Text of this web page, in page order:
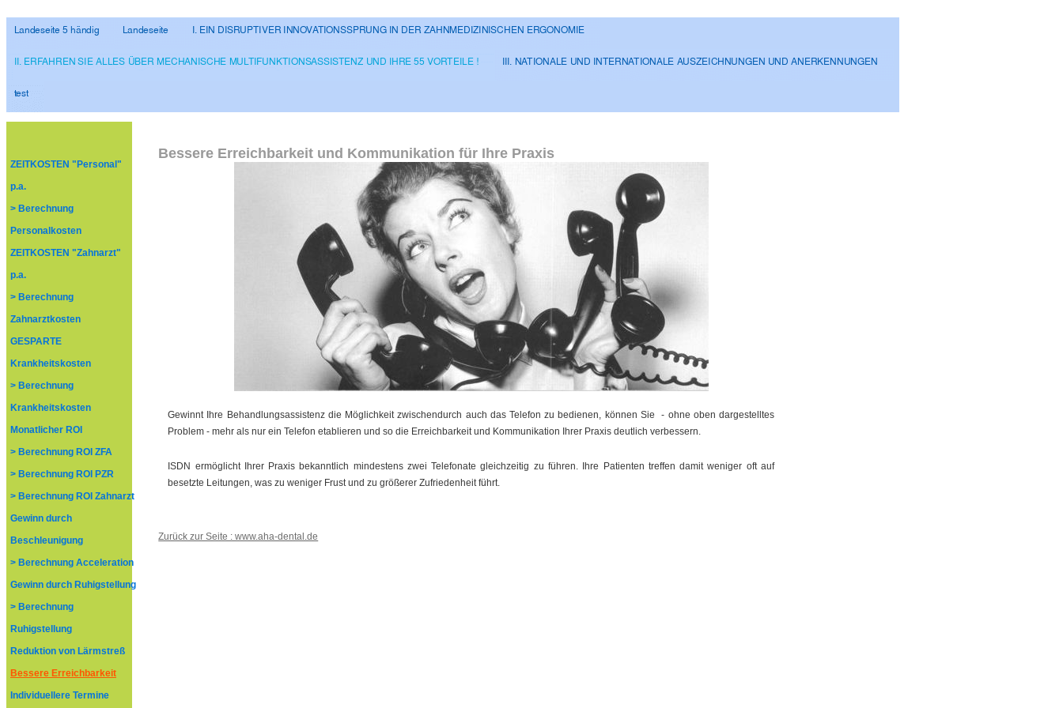
ZEITKOSTEN "Personal"
p.a.
> Berechnung
Personalkosten
ZEITKOSTEN "Zahnarzt"
p.a.
> Berechnung
Zahnarztkosten
GESPARTE
Krankheitskosten
> Berechnung
Krankheitskosten
Monatlicher ROI
> Berechnung ROI ZFA
> Berechnung ROI PZR
> Berechnung ROI Zahnarzt
Gewinn durch
Beschleunigung
> Berechnung Acceleration
Gewinn durch Ruhigstellung
> Berechnung
Ruhigstellung
Reduktion von Lärmstreß
Bessere Erreichbarkeit
Individuellere Termine
Bessere Erreichbarkeit und Kommunikation für Ihre Praxis
Gewinnt Ihre Behandlungsassistenz die Möglichkeit zwischendurch auch das Telefon zu bedienen, können Sie - ohne oben dargestelltes
Problem - mehr als nur ein Telefon etablieren und so die Erreichbarkeit und Kommunikation Ihrer Praxis deutlich verbessern.
ISDN ermöglicht Ihrer Praxis bekanntlich mindestens zwei Telefonate gleichzeitig zu führen. Ihre Patienten treffen damit weniger oft auf
besetzte Leitungen, was zu weniger Frust und zu größerer Zufriedenheit führt.
Zurück zur Seite : www.aha-dental.de